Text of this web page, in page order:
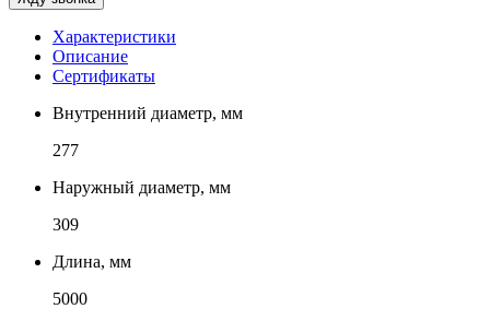
Характеристики
Описание
Сертификаты
Внутренний диаметр, мм
277
Наружный диаметр, мм
309
Длина, мм
5000